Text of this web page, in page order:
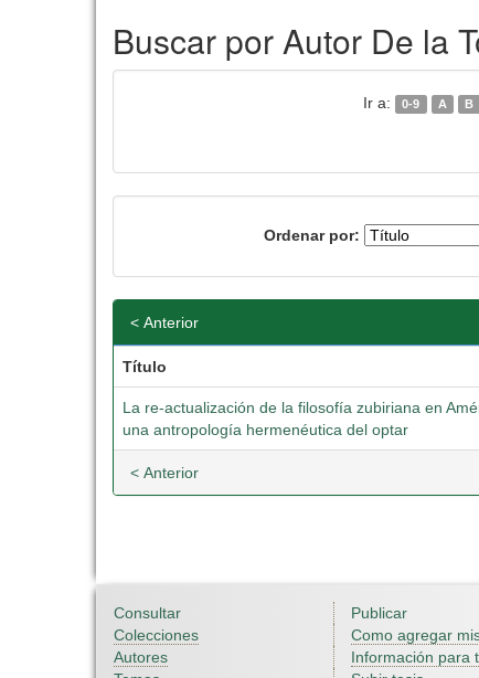
Buscar por Autor De la
Ir a: 0-9 A B
Ordenar por:
< Anterior
Título
La re-actualización de la filosofía zubiriana en
una antropología hermenéutica del optar
< Anterior
Consultar
Colecciones
Autores
Publicar
Como agregar
Información para